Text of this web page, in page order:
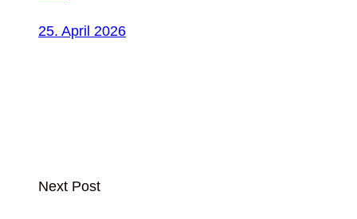
25. April 2026
Next Post